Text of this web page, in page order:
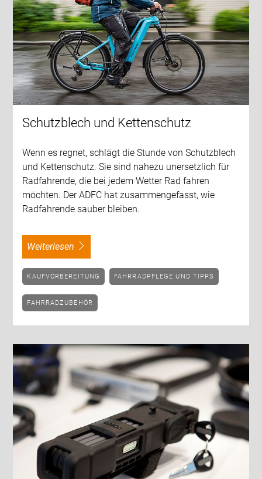
Schutzblech und Kettenschutz
Wenn es regnet, schlägt die Stunde von Schutzblech
und Kettenschutz. Sie sind nahezu unersetzlich für
Radfahrende, die bei jedem Wetter Rad fahren
möchten. Der ADFC hat zusammengefasst, wie
Radfahrende sauber bleiben.
weiterlesen
KAUFVORBEREITUNG FAHRRADPFLEGE UND TIPPS
FAHRRADZUBEHÖR